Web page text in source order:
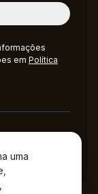
uma
em Política